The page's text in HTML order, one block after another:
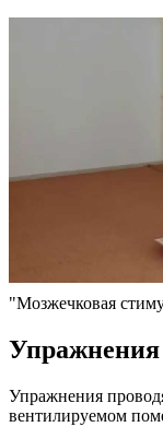
"Мозжечковая
Упражнения
Упражнения
вентилируемом